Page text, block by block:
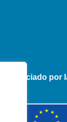
Financiado por